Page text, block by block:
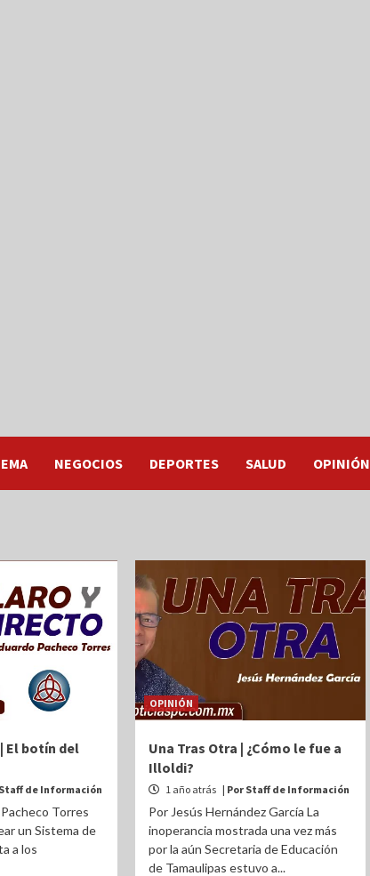
NEGOCIOS DEPORTES SALUD OPINIÓN
El botín del
de Información
Torres
un Sistema de
a los
OPINIÓN
Una Tras Otra | ¿Cómo le fue a
Illoldi?
1 año atrás | Por Staff de Información
Por Jesús Hernández García La
inoperancia mostrada una vez más
por la aún Secretaria de Educación
de Tamaulipas estuvo a...